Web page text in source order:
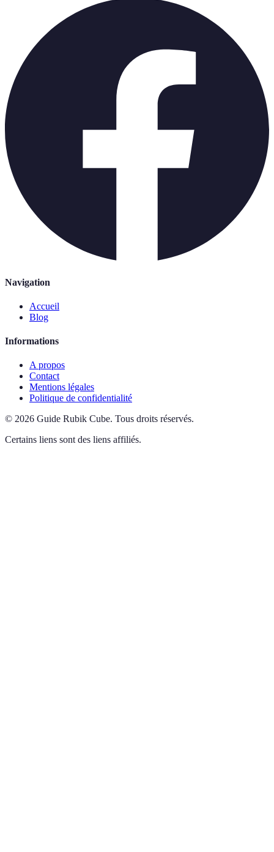
Navigation
Accueil
Blog
Informations
A propos
Contact
Mentions légales
Politique de confidentialité
© 2026 Guide Rubik Cube. Tous droits réservés.
Certains liens sont des liens affiliés.